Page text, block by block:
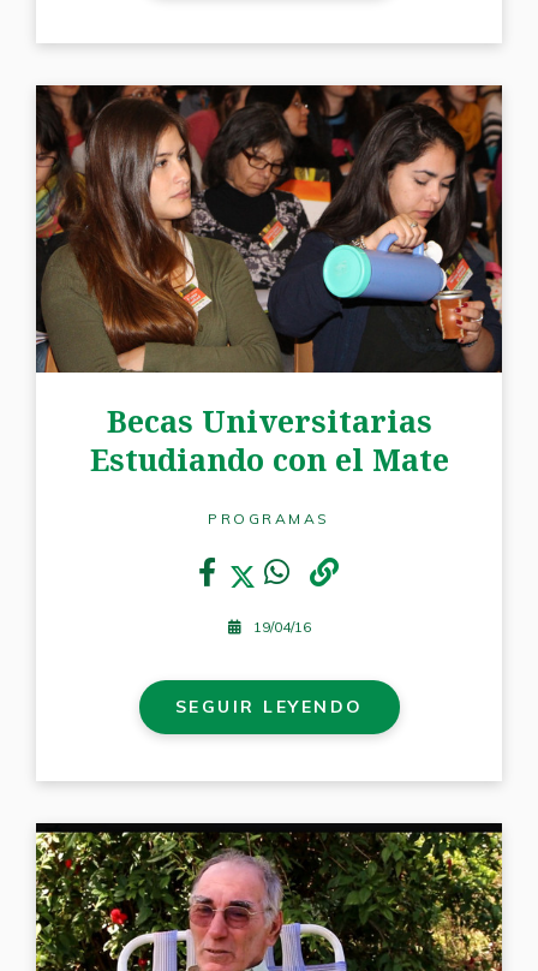
Becas Universitarias
Estudiando con el Mate
PROGRAMAS
19/04/16
SEGUIR LEYENDO